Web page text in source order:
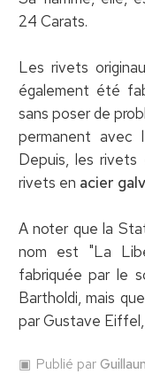
24 Carats.
Les rivets
également été
sans poser de
permanent avec
Depuis, les
rivets en acier
A noter que la
nom est "La
fabriquée par le
Bartholdi, mais
par Gustave
Publié par